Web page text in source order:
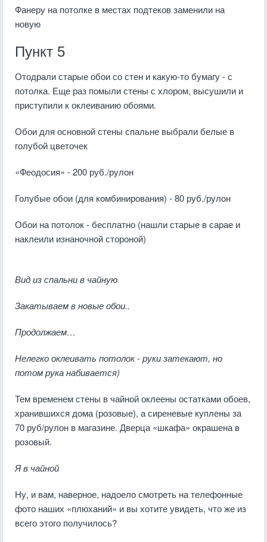
Фанеру на потолке в местах подтеков заменили на
новую
Пункт 5
Отодрали старые обои со стен и какую-то бумагу - с
потолка. Еще раз помыли стены с хлором, высушили и
приступили к оклеиванию обоями.
Обои для основной стены спальне выбрали белые в
голубой цветочек
«Феодосия» - 200 руб./рулон
Голубые обои (для комбинирования) - 80 руб./рулон
Обои на потолок - бесплатно (нашли старые в сарае и
наклеили изнаночной стороной)
Вид из спальни в чайную
Закатываем в новые обои..
Продолжаем…
Нелегко оклеивать потолок - руки затекают, но
потом рука набивается)
Тем временем стены в чайной оклеены остатками обоев,
хранившихся дома (розовые), а сиреневые куплены за
70 руб/рулон в магазине. Дверца «шкафа» окрашена в
розовый.
Я в чайной
Ну, и вам, наверное, надоело смотреть на телефонные
фото наших «плюханий» и вы хотите увидеть, что же из
всего этого получилось?